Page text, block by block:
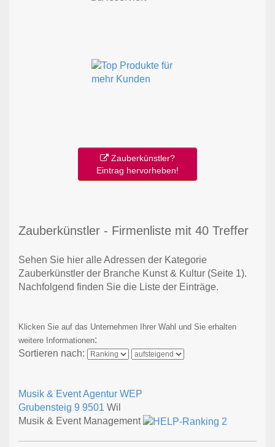
Zauberkünstler?
Eintrag hervorheben!
Zauberkünstler - Firmenliste mit 40 Treffer
Sehen Sie hier alle Adressen der Kategorie
Zauberkünstler der Branche Kunst & Kultur (Seite 1).
Nachfolgend finden Sie die Liste der Einträge.
Klicken Sie auf das Unternehmen Ihrer Wahl und Sie erhalten
weitere Informationen:
Sortieren nach:
Musik & Event Agentur WEP
Grubensteig 9 9501 Wil
Musik & Event Management